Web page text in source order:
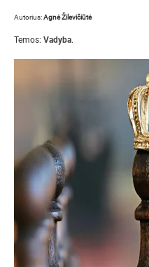
Autorius:Agnė Žilevičiūtė
Temos: Vadyba.